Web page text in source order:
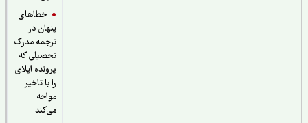
خطاهای
پنهان در
ترجمه مدرک
تحصیلی که
پرونده اپلای
را با تاخیر